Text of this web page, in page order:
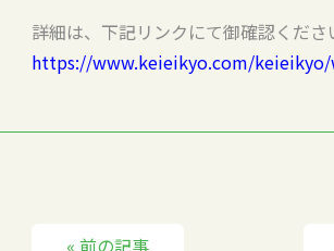
詳細は、下記リンクにて御確認くだ
https://www.keieikyo.com/
« 前の記事